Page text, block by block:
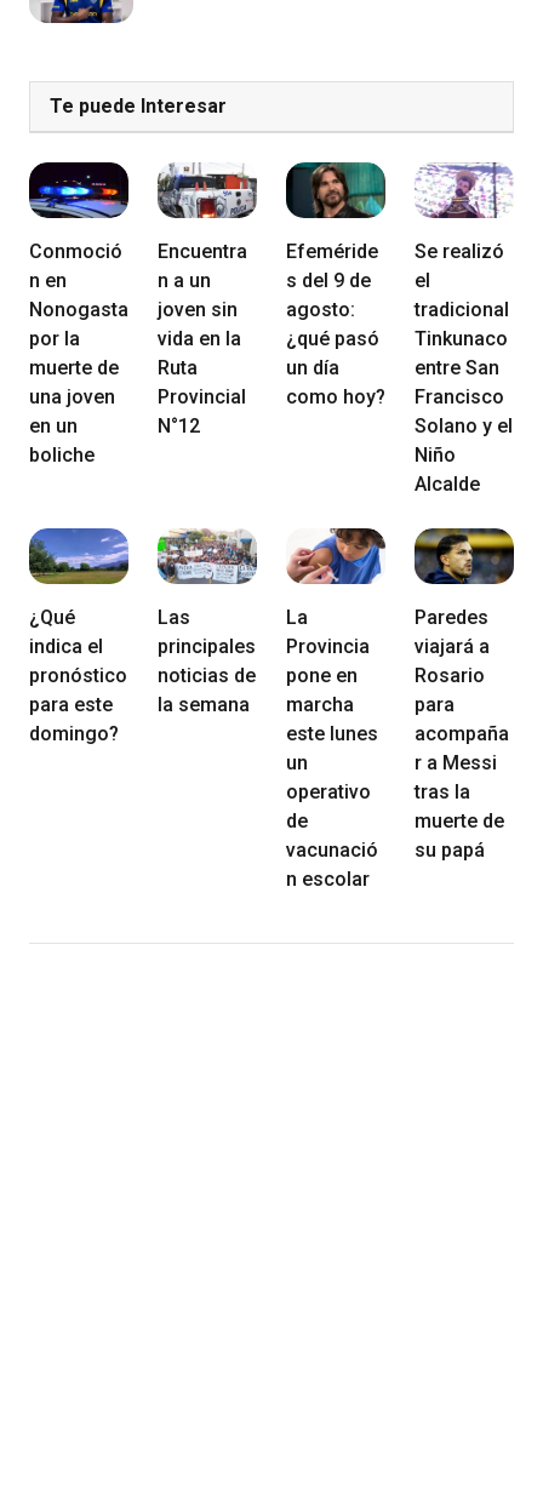
Te puede Interesar
Conmoció
n en
Nonogasta
por la
muerte de
una joven
en un
boliche
Encuentra
n a un
joven sin
vida en la
Ruta
Provincial
N°12
Efeméride
s del 9 de
agosto:
¿qué pasó
un día
como hoy?
Se realizó
el
tradicional
Tinkunaco
entre San
Francisco
Solano y el
Niño
Alcalde
¿Qué
indica el
pronóstico
para este
domingo?
Las
principales
noticias de
la semana
La
Provincia
pone en
marcha
este lunes
un
operativo
de
vacunació
n escolar
Paredes
viajará a
Rosario
para
acompaña
r a Messi
tras la
muerte de
su papá